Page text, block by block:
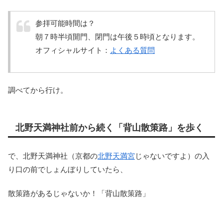
参拝可能時間は？
朝７時半頃開門、閉門は午後５時頃となります。
オフィシャルサイト： よくある質問
調べてから行け。
北野天満神社前から続く「背山散策路」を歩く
で、北野天満神社（京都の北野天満宮 じゃないですよ）の入
り口の前でしょんぼりしていたら、
散策路があるじゃないか！「背山散策路」